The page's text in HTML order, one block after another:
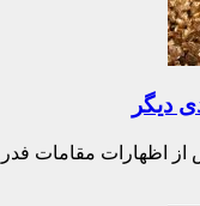
دیگر